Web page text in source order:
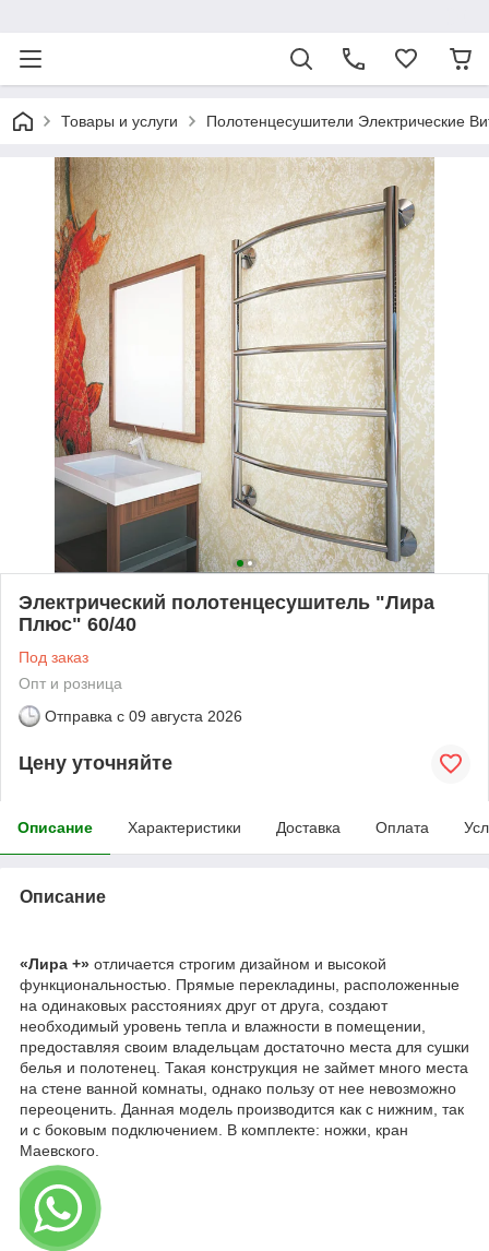
Товары и услуги Полотенцесушители Электрические
Электрический полотенцесушитель "Лира
Плюс" 60/40
Под заказ
Опт и розница
Отправка с 09 августа 2026
Цену уточняйте
Описание Характеристики Доставка Оплата
Описание
«Лира +» отличается строгим дизайном и высокой
функциональностью. Прямые перекладины, расположенные
на одинаковых расстояниях друг от друга, создают
необходимый уровень тепла и влажности в помещении,
предоставляя своим владельцам достаточно места для сушки
белья и полотенец. Такая конструкция не займет много места
на стене ванной комнаты, однако пользу от нее невозможно
переоценить. Данная модель производится как с нижним, так
и с боковым подключением. В комплекте: ножки, кран
Маевского.